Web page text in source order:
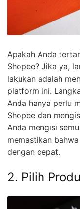
Apakah Anda
Shopee? Jika ya,
lakukan adalah
platform ini.
Anda hanya perlu
Shopee dan
Anda mengisi
memastikan
dengan cepat.
2. Pilih